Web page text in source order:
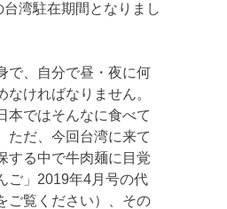
湾駐在期間となりまし
で、自分で昼・夜に何
なければなりません。
本ではそんなに食べて
ただ、今回台湾に来て
する中で牛肉麺に目覚
ご」2019年4月号の代
ご覧ください）、その